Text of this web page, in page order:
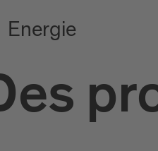
Ener­gie